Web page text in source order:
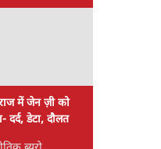
में जेन ज़ी को
डेटा, दौलत